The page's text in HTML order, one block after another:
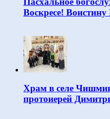
Воскресе! Воистину
Храм в селе
протоиерей